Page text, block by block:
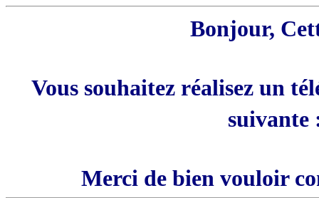
Bonjour,
Vous souhaitez réalisez un
suivante
Merci de bien vouloir